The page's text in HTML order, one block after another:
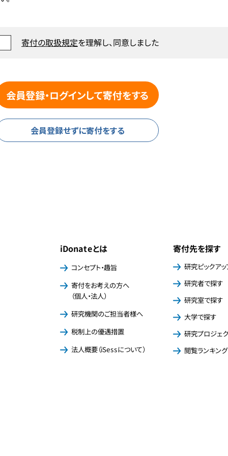
寄付の取扱規定を理解し、同意しました
会員登録・ログインして寄付をする
会員登録せずに寄付をする
iDonateとは
コンセプト・趣旨
寄付をお考えの方へ
（個人・法人）
研究機関のご担当者様へ
税制上の優遇措置
法人概要（iSessについて）
寄付先を探す
研究ピックアッ
研究者で探す
研究室で探す
大学で探す
研究プロジェ
閲覧ランキング